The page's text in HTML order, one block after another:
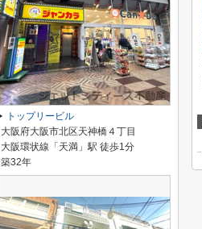
トップリービル
大阪府大阪市北区天神橋４丁目
大阪環状線「天満」駅 徒歩1分
築32年